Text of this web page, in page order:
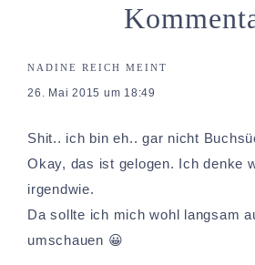
NADINE REICH MEINT
26. Mai 2015 um 18:49
Shit.. ich bin eh.. gar nicht
Okay, das ist gelogen. Ich denke
irgendwie.
Da sollte ich mich wohl langsam
umschauen 😀